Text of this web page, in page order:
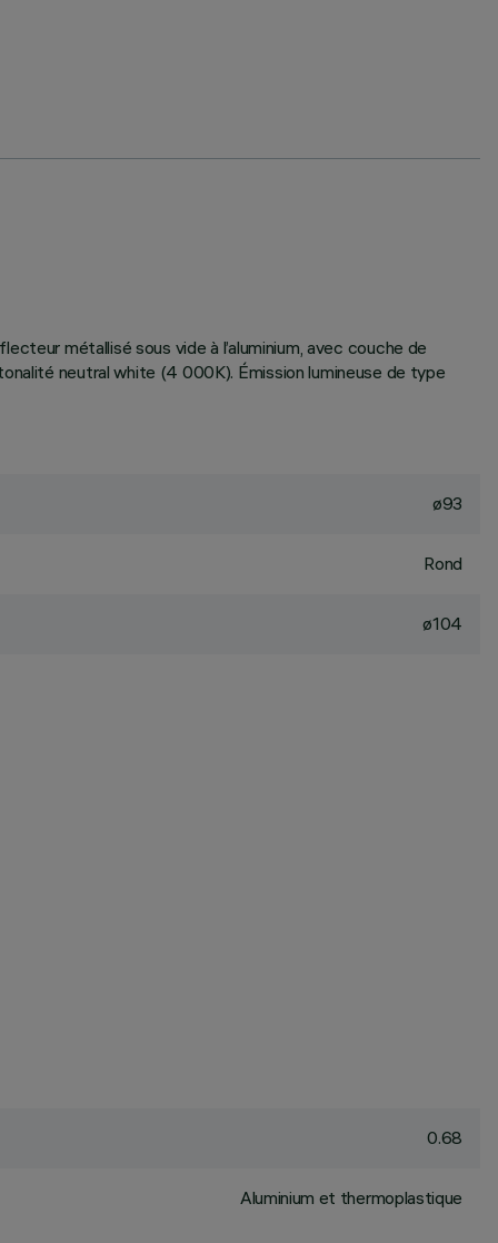
métallisé sous vide à l’aluminium, avec couche de
neutral white (4 000K). Émission lumineuse de type
ø93
Rond
ø104
0.68
Aluminium et thermoplastique